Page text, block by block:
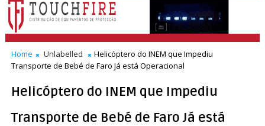
Home Unlabelled
Helicóptero do INEM que Impediu
Transporte de Bebé de Faro Já está Operacional
Helicóptero do INEM que Impediu
Transporte de Bebé de Faro Já está